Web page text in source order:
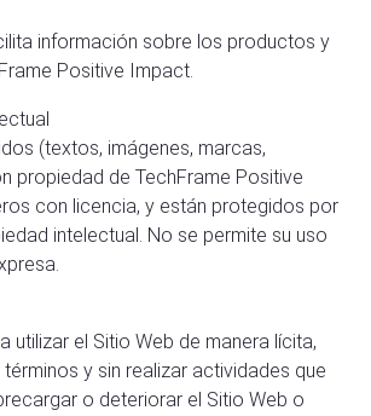
información sobre los productos y
Positive Impact.
(textos, imágenes, marcas,
propiedad de TechFrame Positive
con licencia, y están protegidos por
intelectual. No se permite su uso
utilizar el Sitio Web de manera lícita,
y sin realizar actividades que
o deteriorar el Sitio Web o